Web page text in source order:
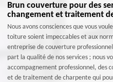
Brun couverture pour des
changement et traitement
Nous avons consciences que vous
toiture soient impeccables et aux
entreprise de couverture
part la qualité de nos services ; nous
accompagnement professionnel, des
et de traitement de charpente qui